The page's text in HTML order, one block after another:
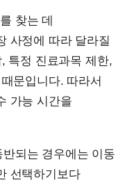
찾는 데
사정에 따라 달라질
특정 진료과목 제한,
문입니다. 따라서
가능 시간을
되는 경우에는 이동
선택하기보다